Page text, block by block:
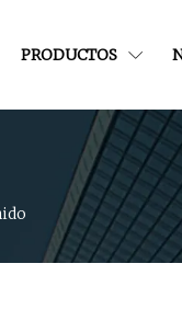
PRODUCTOS